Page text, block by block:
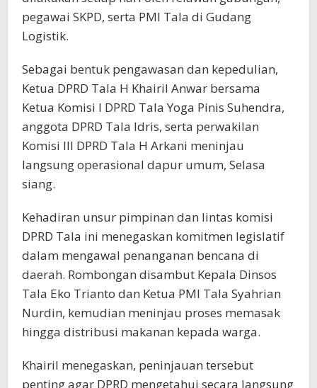
pegawai SKPD, serta PMI Tala di Gudang
Logistik.
Sebagai bentuk pengawasan dan kepedulian,
Ketua DPRD Tala H Khairil Anwar bersama
Ketua Komisi I DPRD Tala Yoga Pinis Suhendra,
anggota DPRD Tala Idris, serta perwakilan
Komisi III DPRD Tala H Arkani meninjau
langsung operasional dapur umum, Selasa
siang.
Kehadiran unsur pimpinan dan lintas komisi
DPRD Tala ini menegaskan komitmen legislatif
dalam mengawal penanganan bencana di
daerah. Rombongan disambut Kepala Dinsos
Tala Eko Trianto dan Ketua PMI Tala Syahrian
Nurdin, kemudian meninjau proses memasak
hingga distribusi makanan kepada warga.
Khairil menegaskan, peninjauan tersebut
penting agar DPRD mengetahui secara langsung